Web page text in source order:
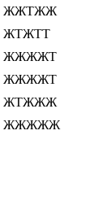
ЖЖТЖЖ
ЖТЖТТ
ЖЖЖЖТ
ЖЖЖЖТ
ЖТЖЖЖ
ЖЖЖЖЖ